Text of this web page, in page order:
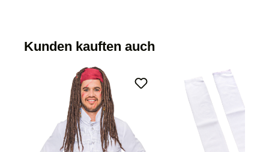
Kunden kauften auch